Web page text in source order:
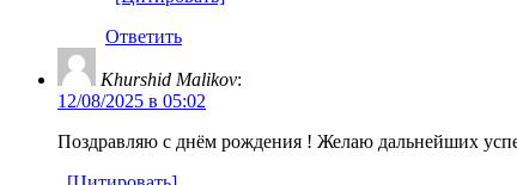
Ответить
Khurshid Malikov:
12/08/2025 в 05:02
Поздравляю с днём рождения ! Желаю дальнейших